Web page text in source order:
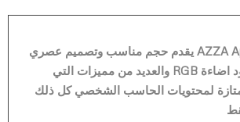
صندوق AZZA Apollo 430 يقدم حجم مناسب وتصميم عصري
انيق خاصة مع وجود اضاءة RGB والعديد من مميزات التي
لمحتويات الحاسب الشخصي كل ذلك